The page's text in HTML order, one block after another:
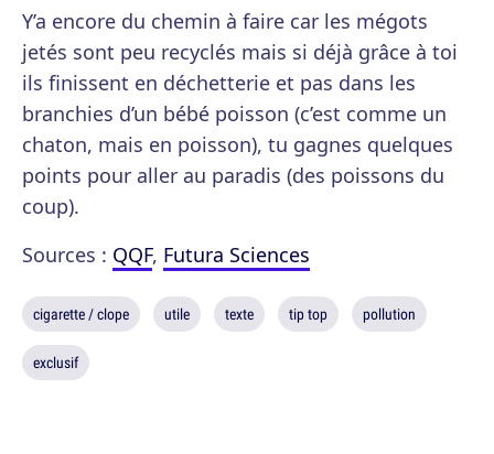
Y’a encore du chemin à faire car les mégots
jetés sont peu recyclés mais si déjà grâce à toi
ils finissent en déchetterie et pas dans les
branchies d’un bébé poisson (c’est comme un
chaton, mais en poisson), tu gagnes quelques
points pour aller au paradis (des poissons du
coup).
Sources : QQF, Futura Sciences
cigarette / clope utile texte tip top pollution
exclusif